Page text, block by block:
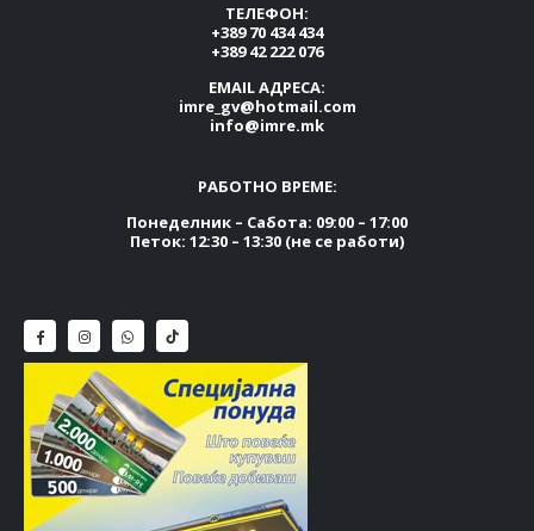
ТЕЛЕФОН:
+389 70 434 434
+389 42 222 076
EMAIL АДРЕСА:
imre_gv@hotmail.com
info@imre.mk
РАБОТНО ВРЕМЕ:
Понеделник – Сабота: 09:00 – 17:00
Петок: 12:30 – 13:30 (не се работи)